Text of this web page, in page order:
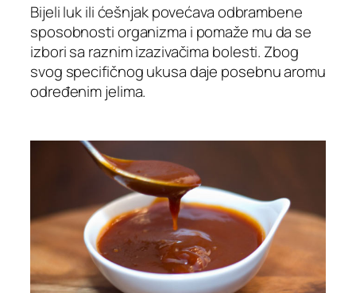
Bijeli luk ili ćešnjak povećava odbrambene
sposobnosti organizma i pomaže mu da se
izbori sa raznim izazivačima bolesti. Zbog
svog specifičnog ukusa daje posebnu aromu
određenim jelima.